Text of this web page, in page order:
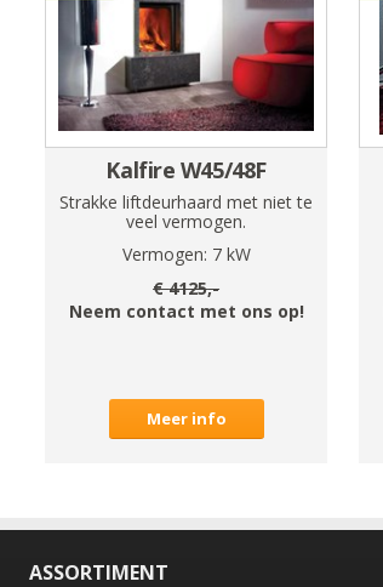
Kalfire W45/48F
Strakke liftdeurhaard met niet te
veel vermogen.
Vermogen: 7kW
€4125,-
Neem contact met ons op!
Meer info
ASSORTIMENT